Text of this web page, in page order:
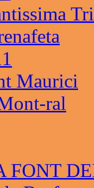
Maurici
ral
FONT